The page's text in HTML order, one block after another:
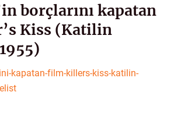
borçlarını kapatan
Kiss (Katilin